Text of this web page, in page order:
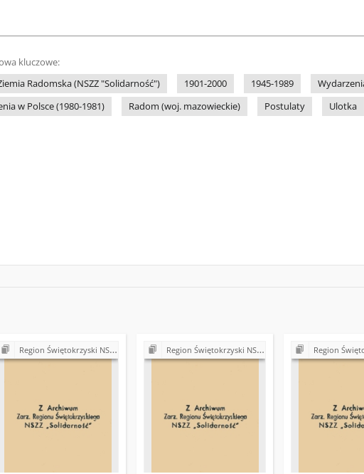
kluczowe:
Radomska (NSZZ "Solidarność")
1901-2000 1945-1989
w Polsce (1980-1981)
Radom (woj. mazowieckie) Postulaty Ulotka
Region Świętokrzyski NSZZ "Solidarność". Delegatura Starachowice Region Świętokrzyski NSZZ "Solidarność". Delegatura Starachowice Region Świętokrzyski NSZZ